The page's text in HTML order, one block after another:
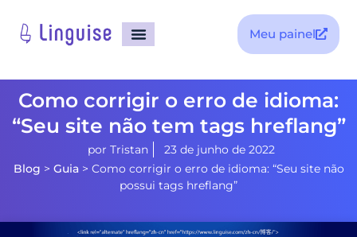
Meu painel
Como corrigir o erro de idioma:
“Seu site não tem tags hreflang”
por Tristan
23 de junho de 2022
Blog > Guia> Como corrigir o erro de idioma: “Seu site não
possui tags hreflang”